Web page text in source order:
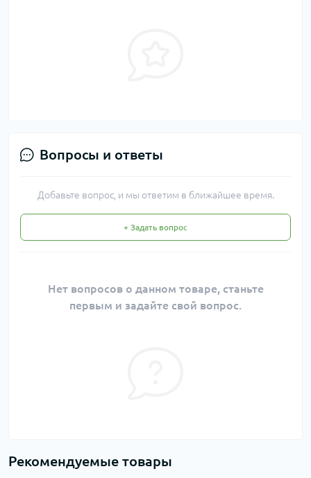
Вопросы и ответы
Добавьте вопрос, и мы ответим в ближайшее время.
+ Задать вопрос
Нет вопросов о данном товаре, станьте
первым и задайте свой вопрос.
Рекомендуемые товары